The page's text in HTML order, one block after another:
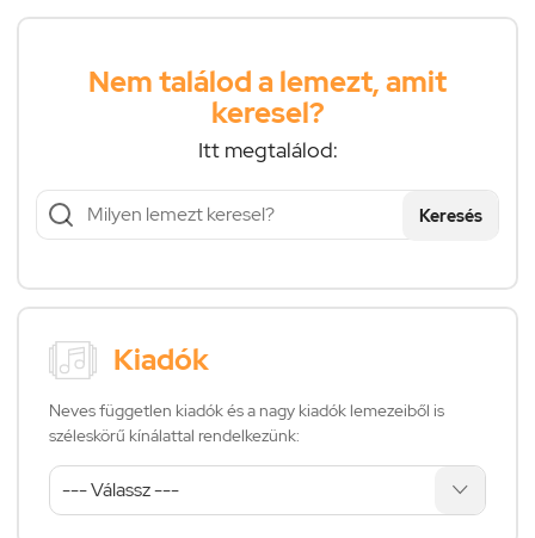
Nem találod a lemezt, amit
keresel?
Itt megtalálod:
Keresés
Kiadók
Neves független kiadók és a nagy kiadók lemezeiből is
széleskörű kínálattal rendelkezünk: